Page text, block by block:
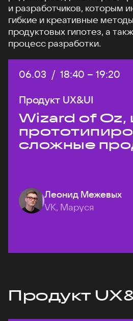
и разработчиков, которым
гибкие и креативные
продуктовых гипотез, а
процесс разработки.
Дата:
06.03 / Начало:
18:40 – Конец:
19:20
Продукт UX&UI
Wizard of Oz,
сложные
Леонид Межевых
VK, Маруся
Продукт